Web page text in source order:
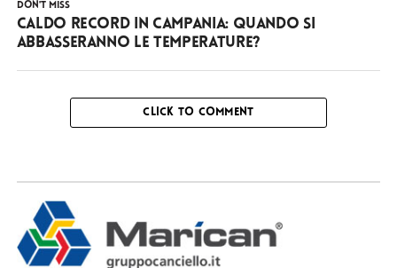
DON'T MISS
Caldo record in Campania: quando si
abbasseranno le temperature?
CLICK TO COMMENT